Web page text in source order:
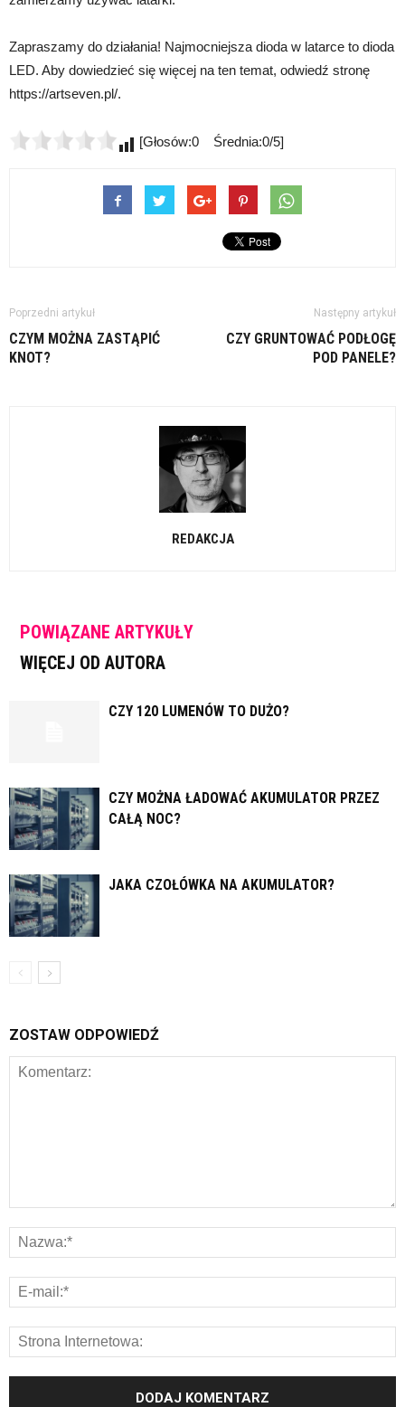
Zapraszamy do działania! Najmocniejsza dioda w latarce to dioda
LED. Aby dowiedzieć się więcej na ten temat, odwiedź stronę
https://artseven.pl/.
[Głosów:0 Średnia:0/5]
Poprzedni artykuł
CZYM MOŻNA ZASTĄPIĆ
KNOT?
Następny artykuł
CZY GRUNTOWAĆ PODŁOGĘ
POD PANELE?
REDAKCJA
POWIĄZANE ARTYKUŁY
WIĘCEJ OD AUTORA
CZY 120 LUMENÓW TO DUŻO?
CZY MOŻNA ŁADOWAĆ AKUMULATOR PRZEZ
CAŁĄ NOC?
JAKA CZOŁÓWKA NA AKUMULATOR?
ZOSTAW ODPOWIEDŹ